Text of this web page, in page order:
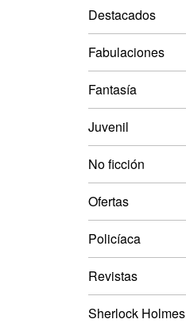
Destacados
Fabulaciones
Fantasía
Juvenil
No ficción
Ofertas
Policíaca
Revistas
Sherlock Holmes